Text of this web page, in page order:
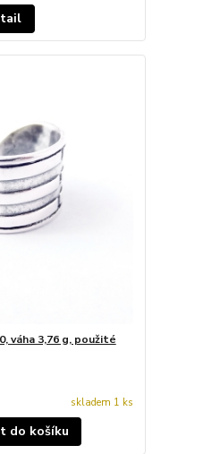
váha 3,76 g, použité
skladem 1 ks
do košíku